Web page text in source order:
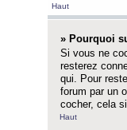
Haut
» Pourquoi
Si vous ne
resterez
qui. Pour
forum par un
cocher, cela
Haut